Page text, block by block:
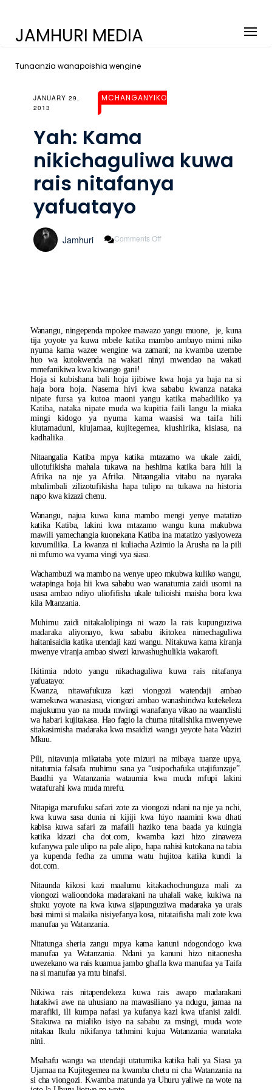
JAMHURI MEDIA
Tunaanzia wanapoishia wengine
JANUARY 29,
2013
MCHANGANYIKO
Yah: Kama
nikichaguliwa kuwa
rais nitafanya
yafuatayo
Jamhuri Comments Off
Wanangu, ningependa mpokee mawazo yangu muone, je, kuna
tija yoyote ya kuwa mbele katika mambo ambayo mimi niko
nyuma kama wazee wengine wa zamani; na kwamba uzembe
huo wa kutokwenda na wakati ninyi mwendao na wakati
mmefanikiwa kwa kiwango gani!
Hoja si kubishana bali hoja ijibiwe kwa hoja ya haja na si
haja bora hoja. Nasema hivi kwa sababu kwanza nataka
nipate fursa ya kutoa maoni yangu katika mabadiliko ya
Katiba, nataka nipate muda wa kupitia faili langu la miaka
mingi kidogo ya nyuma kama waasisi wa taifa hili
kiutamaduni, kiujamaa, kujitegemea, kiushirika, kisiasa, na
kadhalika.
Nitaangalia Katiba mpya katika mtazamo wa ukale zaidi,
uliotufikisha mahala tukawa na heshima katika bara hili la
Afrika na nje ya Afrika. Nitaangalia vitabu na nyaraka
mbalimbali zilizotufikisha hapa tulipo na tukawa na historia
napo kwa kizazi chenu.
Wanangu, najua kuwa kuna mambo mengi yenye matatizo
katika Katiba, lakini kwa mtazamo wangu kuna makubwa
mawili yamechangia kuonekana Katiba ina matatizo yasiyoweza
kuvumilika. La kwanza ni kuliacha Azimio la Arusha na la pili
ni mfumo wa vyama vingi vya siasa.
Wachambuzi wa mambo na wenye upeo mkubwa kuliko wangu,
watapinga hoja hii kwa sababu wao wanatumia zaidi usomi na
usasa ambao ndiyo uliofifisha ukale tulioishi maisha bora kwa
kila Mtanzania.
Muhimu zaidi nitakalolipinga ni wazo la rais kupunguziwa
madaraka aliyonayo, kwa sababu ikitokea nimechaguliwa
haitanisaidia katika utendaji kazi wangu. Nitakuwa kama kiranja
mwenye viranja ambao siwezi kuwashughulikia wakarofi.
Ikitimia ndoto yangu nikachaguliwa kuwa rais nitafanya
yafuatayo:
Kwanza, nitawafukuza kazi viongozi watendaji ambao
wamekuwa wanasiasa, viongozi ambao wanashindwa kutekeleza
majukumu yao na muda mwingi wanafanya vikao na waandishi
wa habari kujitakasa. Hao fagio la chuma nitalishika mwenyewe
sitakasimisha madaraka kwa msaidizi wangu yeyote hata Waziri
Mkuu.
Pili, nitavunja mikataba yote mizuri na mibaya tuanze upya,
nitatumia falsafa muhimu sana ya “usipochafuka utajifunzaje”.
Baadhi ya Watanzania wataumia kwa muda mfupi lakini
watafurahi kwa muda mrefu.
Nitapiga marufuku safari zote za viongozi ndani na nje ya nchi,
kwa kuwa sasa dunia ni kijiji kwa hiyo naamini kwa dhati
kabisa kuwa safari za mafaili haziko tena baada ya kuingia
katika kizazi cha dot.com, kwamba kazi hizo zinaweza
kufanywa pale ulipo na pale alipo, hapa nahisi kutokana na tabia
ya kupenda fedha za umma watu hujitoa katika kundi la
dot.com.
Nitaunda kikosi kazi maalumu kitakachochunguza mali za
viongozi walioondoka madarakani na uhalali wake, kukiwa na
shuku yoyote na kwa kuwa sijapunguziwa madaraka ya urais
basi mimi si malaika nisiyefanya kosa, nitataifisha mali zote kwa
manufaa ya Watanzania.
Nitatunga sheria zangu mpya kama kanuni ndogondogo kwa
manufaa ya Watanzania. Ndani ya kanuni hizo nitaonesha
uwezekano wa rais kuamua jambo ghafla kwa manufaa ya Taifa
na si manufaa ya mtu binafsi.
Nikiwa rais nitapendekeza kuwa rais awapo madarakani
hatakiwi awe na uhusiano na mawasiliano ya ndugu, jamaa na
marafiki, ili kumpa nafasi ya kufanya kazi kwa ufanisi zaidi.
Sitakuwa na mialiko isiyo na sababu za msingi, muda wote
nitakaa Ikulu nikifanya tathmini kujua Watanzania wanataka
nini.
Msahafu wangu wa utendaji utatumika katika hali ya Siasa ya
Ujamaa na Kujitegemea na kwamba chetu ni cha Watanzania na
si cha viongozi. Kwamba matunda ya Uhuru yaliwe na wote na